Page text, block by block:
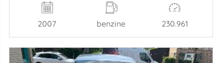
2007 benzine 230.961